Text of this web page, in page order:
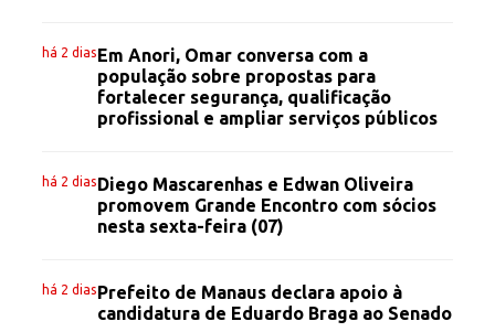
há 2 diasEm Anori, Omar conversa com a
população sobre propostas para
fortalecer segurança, qualificação
profissional e ampliar serviços públicos
há 2 diasDiego Mascarenhas e Edwan Oliveira
promovem Grande Encontro com sócios
nesta sexta-feira (07)
há 2 diasPrefeito de Manaus declara apoio à
candidatura de Eduardo Braga ao Senado